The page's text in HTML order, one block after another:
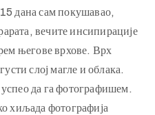
дана сам покушавао,
вечите инсипирације
његове врхове. Врх
слој магле и облака.
да га фотографишем.
хиљада фотографија